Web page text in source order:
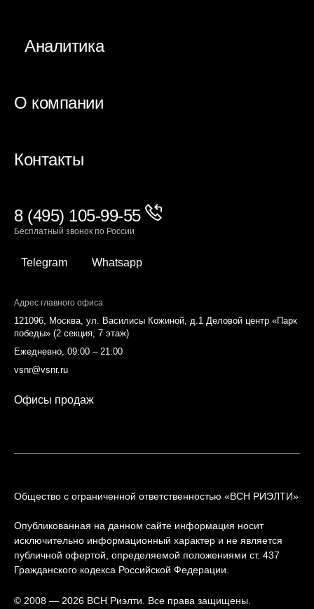
Аналитика
О компании
Контакты
8 (495) 105-99-55
Бесплатный звонок по России
Telegram Whatsapp
Адрес главного офиса
121096, Москва, ул. Василисы Кожиной, д.1 Деловой центр «Парк
победы» (2 секция, 7 этаж)
Ежедневно, 09:00 – 21:00
vsnr@vsnr.ru
Офисы продаж
Общество с ограниченной ответственностью «ВСН РИЭЛТИ»
Опубликованная на данном сайте информация носит
исключительно информационный характер и не является
публичной офертой, определяемой положениями ст. 437
Гражданского кодекса Российской Федерации.
© 2008 — 2026 ВСН Риэлти. Все права защищены.